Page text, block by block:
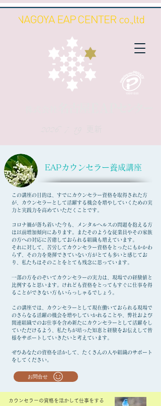
​EAPカウンセラー養成講座
この講座の目的は、すでにカウンセラー資格を取得された方
が、カウンセラーとして活躍する機会を増やしていくための実
力と実践力を高めていただくことです。
コロナ禍が落ち着いた今も、メンタルヘルスの問題を抱える方
は以前増加傾向にあります。またそのような従業員やその家族
の方への対応に苦慮しておられる組織も増えています。
それに対して、苦労してカウンセラー資格をとったにもかかわ
らず、その力を発揮できていない方がとても多いと感じてお
り、私たちはそのことをとても残念に思っています。
一部の方をのぞいてカウンセラーの実力は、現場での経験値と
比例すると思います。けれども資格をとってもすぐに仕事を得
ることができない方もいらっしゃるでしょう。
この講座では、カウンセラーとして現在働いておられる現場で
のさらなる活躍の機会を増やしていかれることや、弊社および
関連組織でのお仕事を含め新たにカウンセラーとして活躍をし
ていただけるよう、私たちが培った知恵と経験をお伝えして皆
様をサポートしていきたいと考えています。
ぜひあなたの資格を活かして、たくさんの人や組織のサポート
をしてください。
お問合せ
​カウンセラーの資格を活かして仕事をする